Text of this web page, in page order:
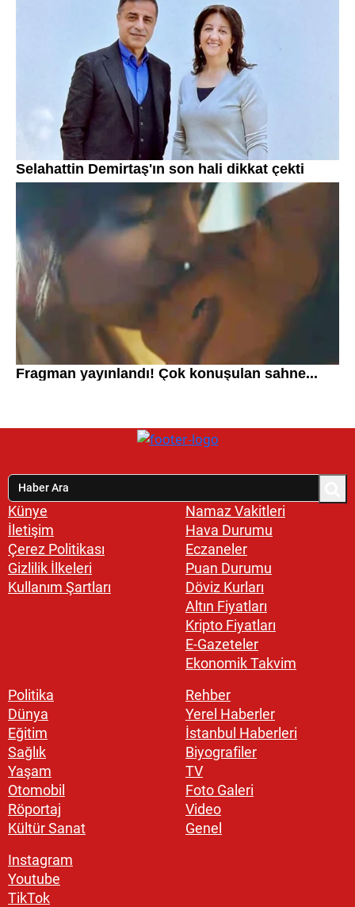
Künye
İletişim
Çerez Politikası
Gizlilik İlkeleri
Kullanım Şartları
Namaz Vakitleri
Hava Durumu
Eczaneler
Puan Durumu
Döviz Kurları
Altın Fiyatları
Kripto Fiyatları
E-Gazeteler
Ekonomik Takvim
Politika
Dünya
Eğitim
Sağlık
Yaşam
Otomobil
Röportaj
Kültür Sanat
Rehber
Yerel Haberler
İstanbul Haberleri
Biyografiler
TV
Foto Galeri
Video
Genel
Instagram
Youtube
TikTok